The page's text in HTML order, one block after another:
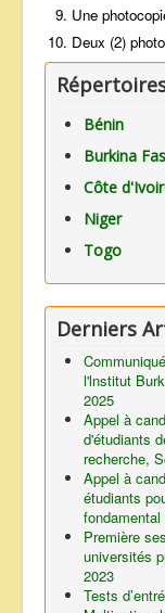
Une
Deux (2)
Bénin
Burkina
Côte
Niger
Togo
Derniers
l'lnstitut
2025
Appel à
d'étudiants
recherche,
Appel à
étudiants
fondamental
Première
universités
2023
Tests